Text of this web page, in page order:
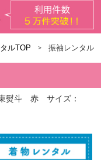
ルTOP 振袖レンタ
熨斗 赤 サイズ：